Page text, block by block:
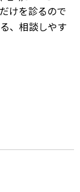
けを診るので
、相談しやす